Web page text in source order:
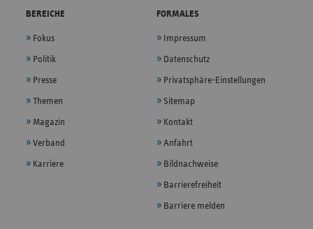
BEREICHE
Fokus
Politik
Presse
Themen
Magazin
Verband
Karriere
FORMALES
Impressum
Datenschutz
Privatsphäre-Einstellungen
Sitemap
Kontakt
Anfahrt
Bildnachweise
Barrierefreiheit
Barriere melden